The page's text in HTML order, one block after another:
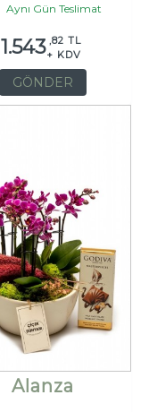
Aynı Gün Teslimat
1.543 ,82 TL
+ KDV
GÖNDER
Alanza